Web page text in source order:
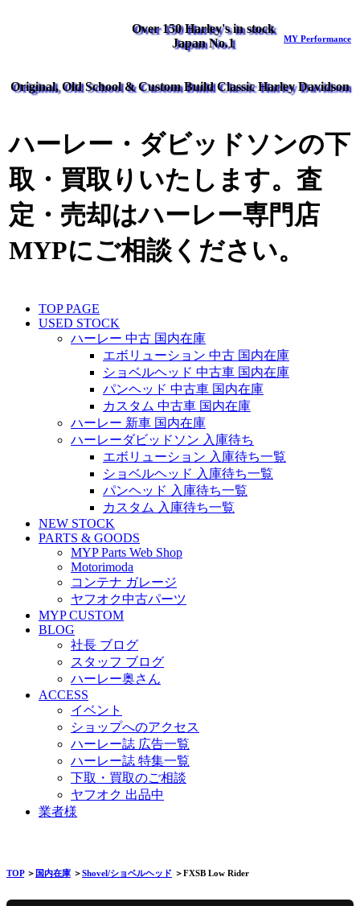
Over 150 Harley's in stock
Japan No.1
MY Performance
Original, Old School & Custom Build Classic Harley Davidson
ハーレー・ダビッドソンの下
取・買取りいたします。査
定・売却はハーレー専門店
MYPにご相談ください。
TOP PAGE
USED STOCK
ハーレー 中古 国内在庫
エボリューション 中古 国内在庫
ショベルヘッド 中古車 国内在庫
パンヘッド 中古車 国内在庫
カスタム 中古車 国内在庫
ハーレー 新車 国内在庫
ハーレーダビッドソン 入庫待ち
エボリューション 入庫待ち一覧
ショベルヘッド 入庫待ち一覧
パンヘッド 入庫待ち一覧
カスタム 入庫待ち一覧
NEW STOCK
PARTS & GOODS
MYP Parts Web Shop
Motorimoda
コンテナ ガレージ
ヤフオク中古パーツ
MYP CUSTOM
BLOG
社長 ブログ
スタッフ ブログ
ハーレー奥さん
ACCESS
イベント
ショップへのアクセス
ハーレー誌 広告一覧
ハーレー誌 特集一覧
下取・買取のご相談
ヤフオク 出品中
業者様
TOP＞ 国内在庫 ＞Shovel/ショベルヘッド ＞FXSB Low Rider